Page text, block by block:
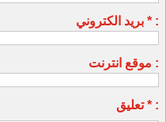
بريد الكتروني * :
موقع انترنت :
تعليق * :